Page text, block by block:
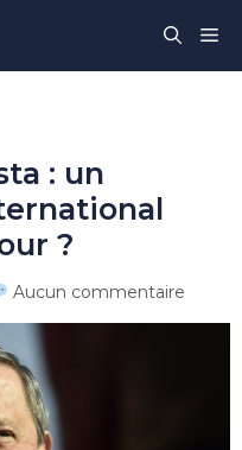
: un
?
Aucun commentaire